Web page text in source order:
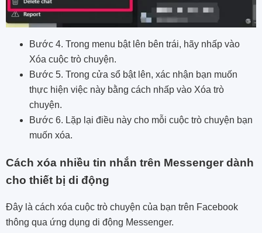
Bước 4. Trong menu bật lên bên trái, hãy nhấp vào
Xóa cuộc trò chuyện.
Bước 5. Trong cửa sổ bật lên, xác nhận bạn muốn
thực hiện việc này bằng cách nhấp vào Xóa trò
chuyện.
Bước 6. Lặp lại điều này cho mỗi cuộc trò chuyện bạn
muốn xóa.
Cách xóa nhiều tin nhắn trên Messenger dành
cho thiết bị di động
Đây là cách xóa cuộc trò chuyện của bạn trên Facebook
thông qua ứng dụng di động Messenger.